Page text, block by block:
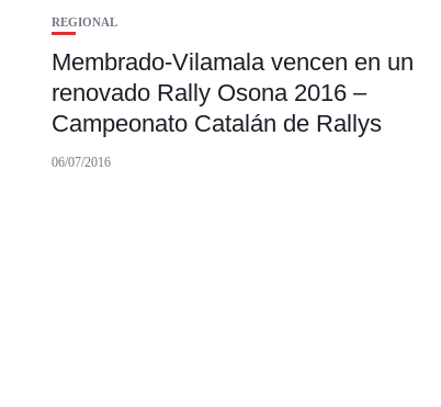
REGIONAL
Membrado-Vilamala vencen en un
renovado Rally Osona 2016 –
Campeonato Catalán de Rallys
06/07/2016